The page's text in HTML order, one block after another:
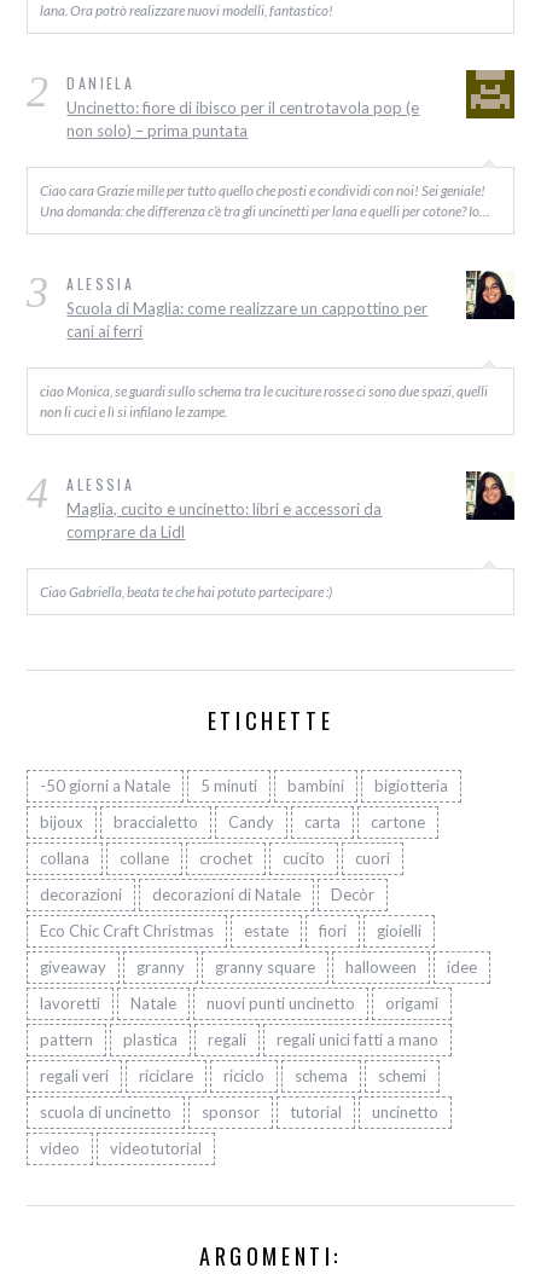
lana. Ora potrò realizzare nuovi modelli, fantastico!
2 DANIELA
Uncinetto: fiore di ibisco per il centrotavola pop (e
non solo) – prima puntata
Ciao cara Grazie mille per tutto quello che posti e condividi con noi! Sei geniale!
Una domanda: che differenza c’è tra gli uncinetti per lana e quelli per cotone? Io…
3 ALESSIA
Scuola di Maglia: come realizzare un cappottino per
cani ai ferri
ciao Monica, se guardi sullo schema tra le cuciture rosse ci sono due spazi, quelli
non li cuci e lì si infilano le zampe.
4 ALESSIA
Maglia, cucito e uncinetto: libri e accessori da
comprare da Lidl
Ciao Gabriella, beata te che hai potuto partecipare :)
ETICHETTE
-50 giorni a Natale 5 minuti bambini
bigiotteria
bijoux
braccialetto Candy carta
cartone
collana
collane crochet cucito
cuori
decorazioni
decorazioni di Natale
Decòr
Eco Chic Craft Christmas
estate fiori
gioielli
giveaway
granny granny square halloween
idee
lavoretti
Natale nuovi punti uncinetto
origami
pattern
plastica regali
regali unici fatti a mano
regali veri
riciclare riciclo schema
schemi
scuola di uncinetto
sponsor tutorial
uncinetto
video
videotutorial
ARGOMENTI: